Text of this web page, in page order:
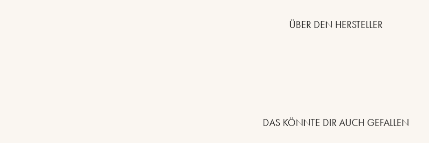
ÜBER DEN HERSTELLER
DAS KÖNNTE DIR AUCH GEFALLEN